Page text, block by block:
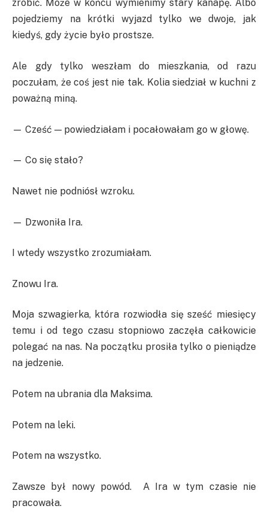
zrobić. Może w końcu wymienimy stary kanapę. Albo
pojedziemy na krótki wyjazd tylko we dwoje, jak
kiedyś, gdy życie było prostsze.
Ale gdy tylko weszłam do mieszkania, od razu
poczułam, że coś jest nie tak. Kolia siedział w kuchni z
poważną miną.
— Cześć — powiedziałam i pocałowałam go w głowę.
— Co się stało?
Nawet nie podniósł wzroku.
— Dzwoniła Ira.
I wtedy wszystko zrozumiałam.
Znowu Ira.
Moja szwagierka, która rozwiodła się sześć miesięcy
temu i od tego czasu stopniowo zaczęła całkowicie
polegać na nas. Na początku prosiła tylko o pieniądze
na jedzenie.
Potem na ubrania dla Maksima.
Potem na leki.
Potem na wszystko.
Zawsze był nowy powód. A Ira w tym czasie nie
pracowała.